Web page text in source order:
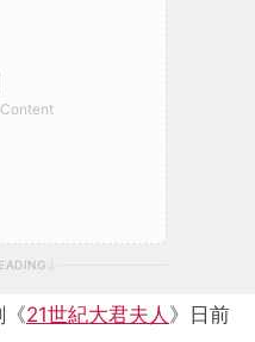
《21世紀大君夫人 》日前